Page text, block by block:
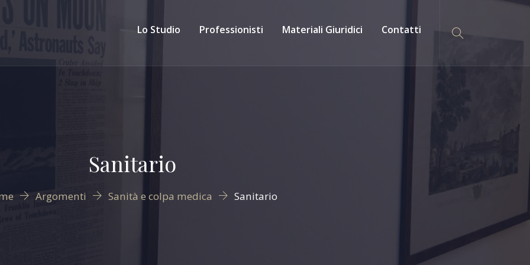
Lo Studio Professionisti Materiali Giuridici Contatti
Sanitario
Argomenti Sanità e colpa medica Sanitario